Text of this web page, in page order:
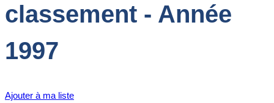
classement - Année
1997
Ajouter à ma liste